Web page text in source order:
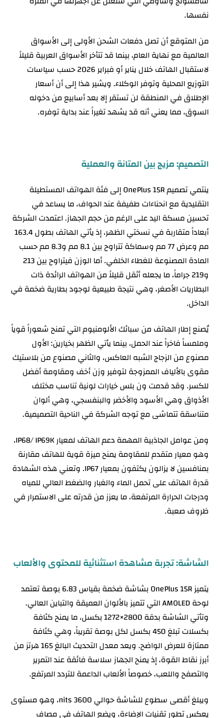
نفسها.
من المتوقع أن تصل دفعات الشحن الأولى إلى الأسواق
العالمية مع نهاية العام، بينما قد تتأخر الأسواق العربية قليلاً
لاستقبال الهاتف خلال يناير أو فبراير 2026 حسب سياسات
التوزيع المحلية وتوفر الوكلاء. ويشير هذا إلى أن أسعار
الإطلاق في المنطقة لن تستقر إلا بعد أسابيع من دخوله
السوق، مما يعني أنه قد يشهد تغيراً عند بداية توفره.
التصميم: مزيج بين المتانة والعملية
ينتمي تصميم OnePlus 15R إلى فئة الهواتف المستطيلة
التقليدية مع انحناءات طفيفة عند الحواف، ما يساعد في
تحسين مسكة اليد على الرغم من حجم الجهاز. اعتمدت الشركة
أبعاداً متقاربة في نسختي الظهر، إذ يأتي الهاتف بطول 163.4
مم وعرض 77 مم وسماكة تتراوح بين 8.1 مم و8.3 مم حسب
المادة المصنوعة للغطاء الخلفي. أما الوزن فيتراوح بين 213
و219 جراماً، ما يجعله أثقل قليلاً من الهواتف الرائدة ذات
البطاريات الأصغر، وهي نتيجة طبيعية لوجود بطارية ضخمة في
الداخل.
يُصنع إطار الهاتف من سبائك الألومنيوم التي تمنح شعوراً قوياً
وملمساً فاخراً عند الحمل، بينما يأتي الظهر بخيارين: الأول
مصنوع من الزجاج الشبه العاكس، والثاني مصنوع من بلاستيك
مقوى بالألياف الممزوجة لتوفير وزن أخف ومقاومة أفضل
للكسر. وقد قدمت ون بلس خيارات لونية تناسب مختلف
الأذواق وهي الأسود والأخضر والبنفسجي، وهي ألوان
متناسقة تتماشى مع توجه الشركة في الناحية التصميمية.
ومن عوامل الجاذبية المهمة دعم الهاتف لمعيار IP68/ IP69K،
وهو معيار متقدم للمقاومة يمنح ميزة قوية للهاتف مقارنة
بمنافسين لا يزالون يكتفون بمعيار IP67. وتعني هذه الشهادة
قدرة الهاتف على تحمل الماء والغبار والضغط العالي للمياه
ودرجات الحرارة المرتفعة، ما يعزز من قدرته على الاستمرار في
ظروف صعبة.
الشاشة: تجربة مشاهدة استثنائية للمحتوى والألعاب
يتميز OnePlus 15R بشاشة ضخمة بقياس 6.83 بوصة تعتمد
لوحة AMOLED التي تتميز بالألوان العميقة والتباين العالي.
وتأتي الشاشة بدقة 2800×1272 بكسل، ما يمنح كثافة
بكسلات تبلغ 450 بكسل لكل بوصة تقريباً، وهي كثافة
ممتازة للعرض الواضح. ويعد معدل التحديث البالغ 165 هرتز من
أبرز نقاط القوة، إذ يمنح الجهاز سلاسة فائقة عند التمرير
والتصفح واللعب، خصوصاً الألعاب الداعمة للتردد المرتفع.
ويبلغ أقصى سطوع للشاشة حوالي 3600 nits، وهو مستوى
يعكس تطور تقنيات الإضاءة، ويضع الهاتف في مصاف